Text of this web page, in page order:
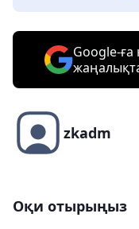
Google-
zkadm
Оқи отырыңыз